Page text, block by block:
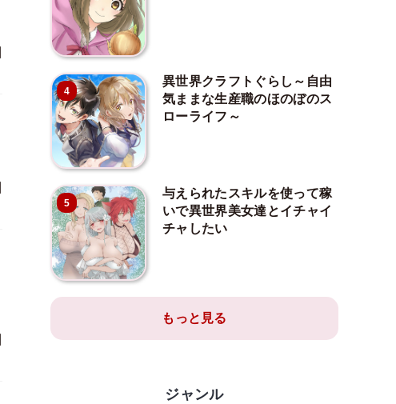
4
異世界クラフトぐらし～自由
気ままな生産職のほのぼのス
ローライフ～
5
与えられたスキルを使って稼
いで異世界美女達とイチャイ
チャしたい
もっと見る
ジャンル